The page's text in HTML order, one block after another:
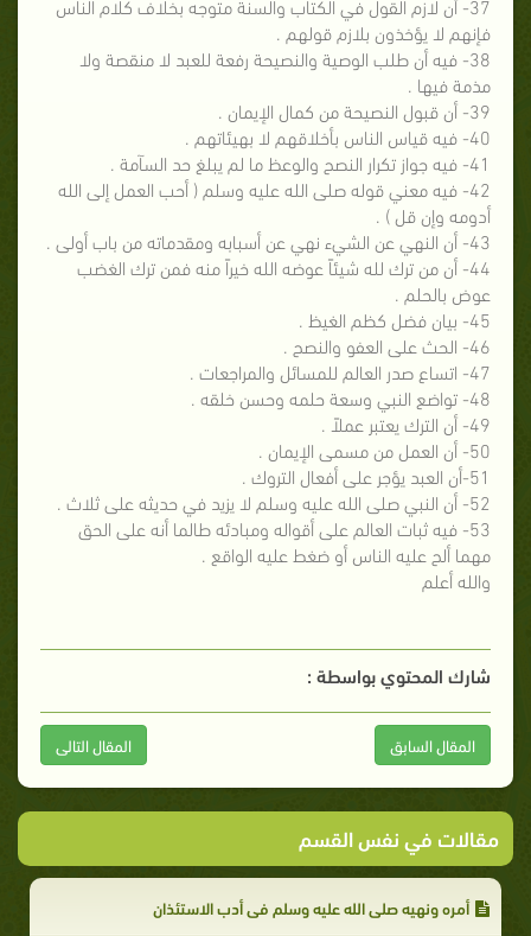
فإنهم لا يؤخذون بلازم قولهم .
38- فيه أن طلب الوصية والنصيحة رفعة للعبد لا منقصة ولا
مذمة فيها .
39- أن قبول النصيحة من كمال الإيمان .
40- فيه قياس الناس بأخلاقهم لا بهيئاتهم .
41- فيه جواز تكرار النصح والوعظ ما لم يبلغ حد السآمة .
42- فيه معني قوله صلى الله عليه وسلم ( أحب العمل إلى الله
أدومه وإن قل ) .
43- أن النهي عن الشيء نهي عن أسبابه ومقدماته من باب أولى .
44- أن من ترك لله شيئاً عوضه الله خيراً منه فمن ترك الغضب
عوض بالحلم .
45- بيان فضل كظم الغيظ .
46- الحث على العفو والنصح .
47- اتساع صدر العالم للمسائل والمراجعات .
48- تواضع النبي وسعة حلمه وحسن خلقه .
49- أن الترك يعتبر عملاً .
50- أن العمل من مسمى الإيمان .
51-أن العبد يؤجر على أفعال التروك .
52- أن النبي صلى الله عليه وسلم لا يزيد في حديثه على ثلاث .
53- فيه ثبات العالم على أقواله ومبادئه طالما أنه على الحق
مهما ألح عليه الناس أو ضغط عليه الواقع .
والله أعلم
شارك المحتوي بواسطة :
المقال السابق المقال التالى
مقالات في نفس القسم
أمره ونهيه صلى الله عليه وسلم في أدب الاستئذان